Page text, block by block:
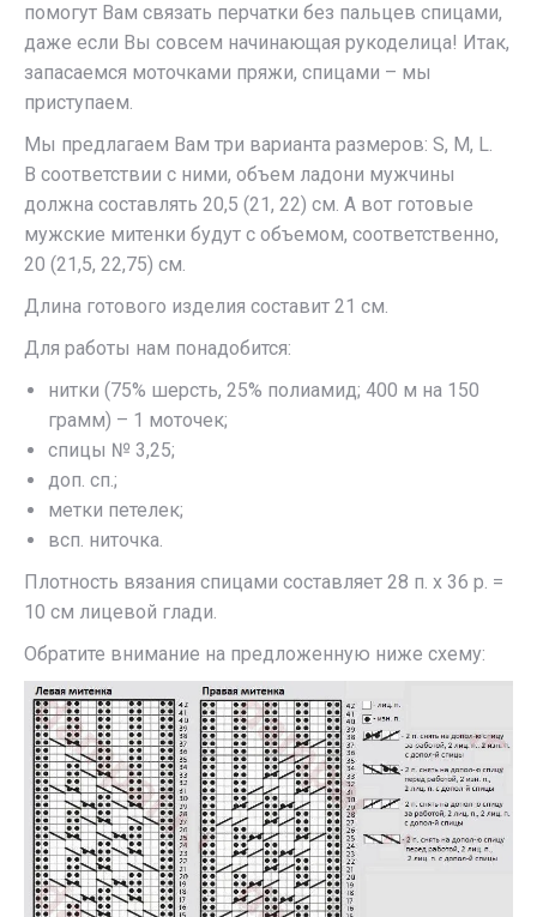
помогут Вам связать перчатки без пальцев спицами,
даже если Вы совсем начинающая рукоделица! Итак,
запасаемся моточками пряжи, спицами – мы
приступаем.
Мы предлагаем Вам три варианта размеров: S, M, L.
В соответствии с ними, объем ладони мужчины
должна составлять 20,5 (21, 22) см. А вот готовые
мужские митенки будут с объемом, соответственно,
20 (21,5, 22,75) см.
Длина готового изделия составит 21 см.
Для работы нам понадобится:
нитки (75% шерсть, 25% полиамид; 400 м на 150
грамм) – 1 моточек;
спицы № 3,25;
доп. сп.;
метки петелек;
всп. ниточка.
Плотность вязания спицами составляет 28 п. х 36 р. =
10 см лицевой глади.
Обратите внимание на предложенную ниже схему: